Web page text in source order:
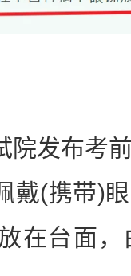
发布考前
戴(携带)
在台面